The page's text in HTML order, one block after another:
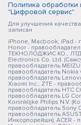
Политика
"Цифровой сервис"
Для улучшения
записан
iPhone, Macbook, iPad -
Honor -
ТЕКНОЛОДЖИС КО.,
Electronics Co. Ltd.
правообладатель
правообладатель
правообладатель
Xiaomi Inc.; ZTE -
правообладатель HTC
правообладатель LG
Koninklijke Philips N.V.
правообладатель Sony
правообладатель
Инкорпорейшн); ACER -